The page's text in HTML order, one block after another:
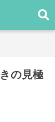
の見極